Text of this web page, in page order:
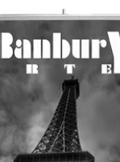
tu Roll Up
estilo y
impresión es de
que tus gráficos
y atractivos.
montar y
una opción